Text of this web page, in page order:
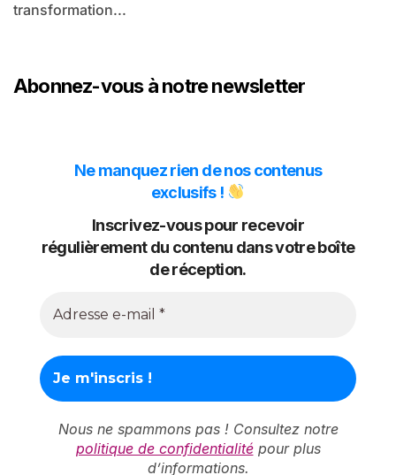
transformation...
Abonnez-vous à notre newsletter
Ne manquez rien de nos contenus
exclusifs !
Inscrivez-vous pour recevoir
régulièrement du contenu dans votre boîte
de réception.
Nous ne spammons pas ! Consultez notre
politique de confidentialitépour plus
d’informations.